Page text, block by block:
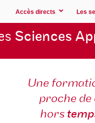
Accès directs Les
Sciences
Une
proche de
hors